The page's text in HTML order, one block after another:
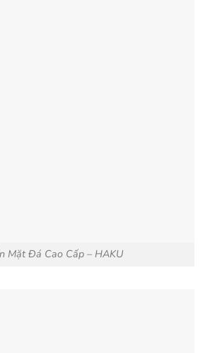
Mặt Đá Cao Cấp – HAKU